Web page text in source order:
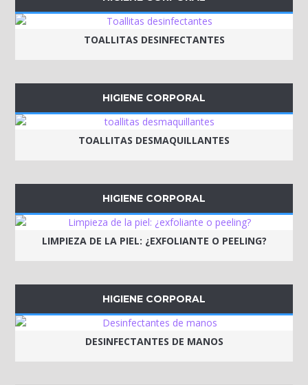
TOALLITAS DESINFECTANTES
HIGIENE CORPORAL
TOALLITAS DESMAQUILLANTES
HIGIENE CORPORAL
LIMPIEZA DE LA PIEL: ¿EXFOLIANTE O PEELING?
HIGIENE CORPORAL
DESINFECTANTES DE MANOS